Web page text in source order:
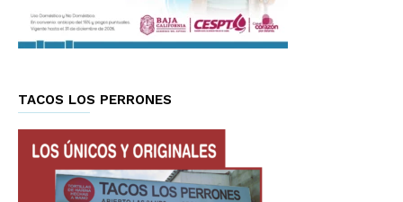
TACOS LOS PERRONES